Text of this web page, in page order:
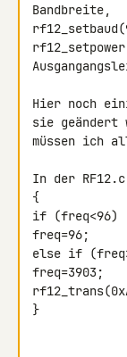
Bandbreite,
Hier noch
sie geändert
müssen ich
In der
{
if (freq<96)
freq=96;
else if
freq=3903;
}